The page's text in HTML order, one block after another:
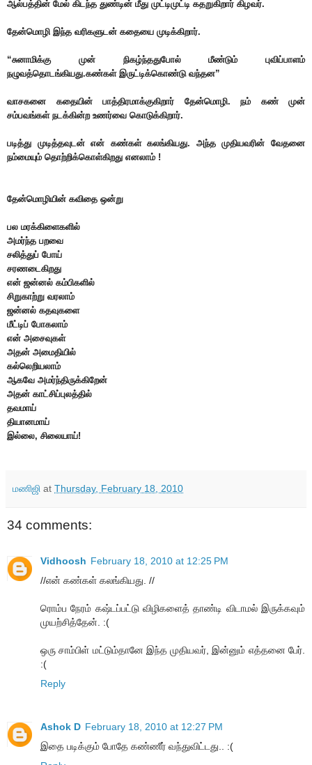
ஆல்பத்தின் மேல் கிடந்த துண்டின் மீது முட்டிமுட்டி கதறுகிறார் கிழவர்.
தேன்மொழி இந்த வரிகளுடன் கதையை முடிக்கிறார்.
“சுனாமிக்கு முன் நிகழ்ந்ததுபோல் மீண்டும் புவிப்பாளம்
நழுவத்தொடங்கியது.கண்கள் இருட்டிக்கொண்டு வந்தன”
வாசகனை கதையின் பாத்திரமாக்குகிறார் தேன்மொழி. நம் கண் முன்
சம்பவங்கள் நடக்கின்ற உணர்வை கொடுக்கிறார்.
படித்து முடித்தவுடன் என் கண்கள் கலங்கியது. அந்த முதியவரின் வேதனை
நம்மையும் தொற்றிக்கொள்கிறது எனலாம் !
தேன்மொழியின் கவிதை ஒன்று
பல மரக்கிளைகளில்
அமர்ந்த பறவை
சலித்துப் போய்
சரணடைகிறது
என் ஜன்னல் கம்பிகளில்
சிறுகாற்று வரலாம்
ஜன்னல் கதவுகளை
மீட்டிப் போகலாம்
என் அசைவுகள்
அதன் அமைதியில்
கல்லெறியலாம்
ஆகவே அமர்ந்திருக்கிறேன்
அதன் காட்சிப்புலத்தில்
தவமாய்
தியானமாய்
இல்லை, சிலையாய்!
மணிஜி at Thursday, February 18, 2010
34 comments:
Vidhoosh February 18, 2010 at 12:25 PM
//என் கண்கள் கலங்கியது. //
ரொம்ப நேரம் கஷ்டப்பட்டு விழிகளைத் தாண்டி விடாமல் இருக்கவும்
முயற்சித்தேன். :(
ஒரு சாம்பிள் மட்டும்தானே இந்த முதியவர், இன்னும் எத்தனை பேர்.
:(
Reply
Ashok D February 18, 2010 at 12:27 PM
இதை படிக்கும் போதே கண்ணீர் வந்துவிட்டது.. :(